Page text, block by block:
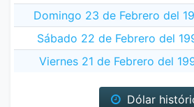
Domingo 23 de Febrero del
Sábado 22 de Febrero del
Viernes 21 de Febrero del
Dólar